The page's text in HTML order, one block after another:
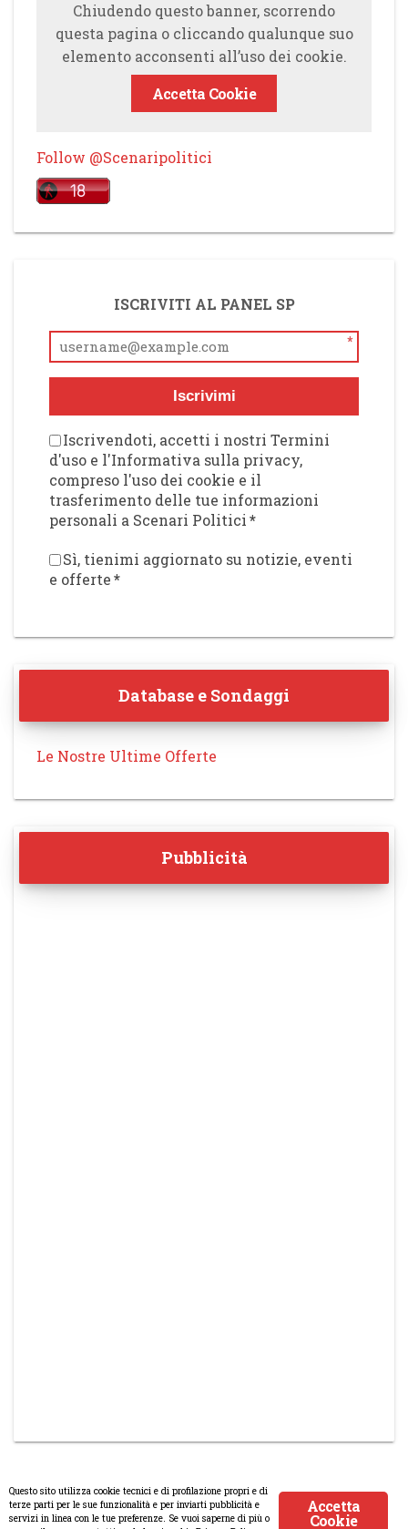
Chiudendo questo banner, scorrendo
questa pagina o cliccando qualunque suo
elemento acconsenti all’uso dei cookie.
Accetta Cookie
Follow @Scenaripolitici
ISCRIVITI AL PANEL SP
*
Iscrivimi
Iscrivendoti, accetti i nostri Termini
d'uso e l'Informativa sulla privacy,
compreso l'uso dei cookie e il
trasferimento delle tue informazioni
personali a Scenari Politici*
Sì, tienimi aggiornato su notizie, eventi
e offerte*
Database e Sondaggi
Le Nostre Ultime Offerte
Pubblicità
Accetta
Cookie
Questo sito utilizza cookie tecnici e di profilazione propri e di
terze parti per le sue funzionalità e per inviarti pubblicità e
servizi in linea con le tue preferenze. Se vuoi saperne di più o